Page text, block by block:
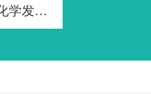
康华生物全自动化学发光免疫分析仪三维产品动画